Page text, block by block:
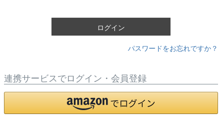
ログイン
パスワードをお忘れですか？
連携サービスでログイン・会員登録